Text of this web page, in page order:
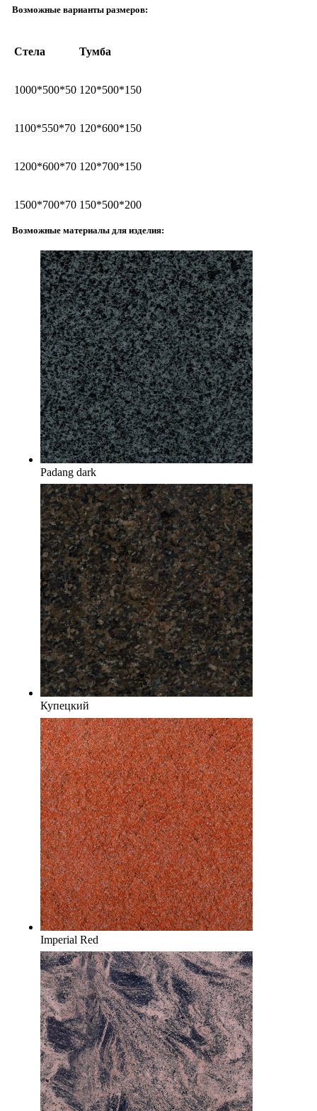
Возможные варианты размеров:
Стела Тумба
1000*500*50 120*500*150
1100*550*70 120*600*150
1200*600*70 120*700*150
1500*700*70 150*500*200
Возможные материалы для изделия:
Padang dark
Купецкий
Imperial Red